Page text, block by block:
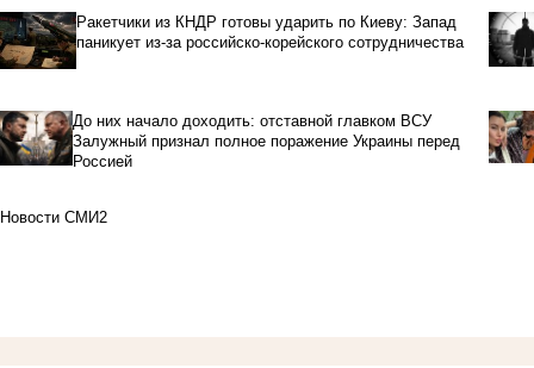
Ракетчики из КНДР готовы ударить по Киеву: Запад
паникует из-за российско-корейского сотрудничества
До них начало доходить: отставной главком ВСУ
Залужный признал полное поражение Украины перед
Россией
Новости СМИ2